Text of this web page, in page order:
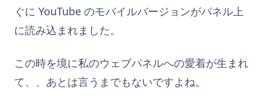
ぐに YouTube のモバイルバージョンがパネル上
に読み込まれました。
この時を境に私のウェブパネルへの愛着が生まれ
て、、あとは言うまでもないですよね。